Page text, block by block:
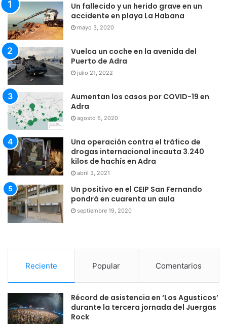
Un fallecido y un herido grave en un
accidente en playa La Habana
mayo 3, 2020
Vuelca un coche en la avenida del
Puerto de Adra
julio 21, 2022
Aumentan los casos por COVID-19 en
Adra
agosto 6, 2020
Una operación contra el tráfico de
drogas internacional incauta 3.240
kilos de hachís en Adra
abril 3, 2021
Un positivo en el CEIP San Fernando
pondrá en cuarenta un aula
septiembre 19, 2020
Reciente Popular Comentarios
Récord de asistencia en ‘Los Agusticos’
durante la tercera jornada del Juergas
Rock